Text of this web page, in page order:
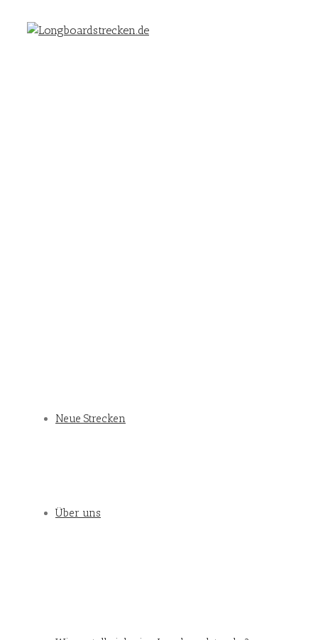
Neue Strecken
Über uns